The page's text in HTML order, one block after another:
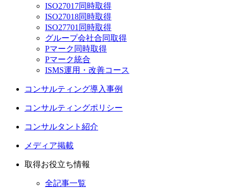
ISO27017同時取得
ISO27018同時取得
ISO27701同時取得
グループ会社合同取得
Pマーク同時取得
Pマーク統合
ISMS運用・改善コース
コンサルティング導入事例
コンサルティングポリシー
コンサルタント紹介
メディア掲載
取得お役立ち情報
全記事一覧